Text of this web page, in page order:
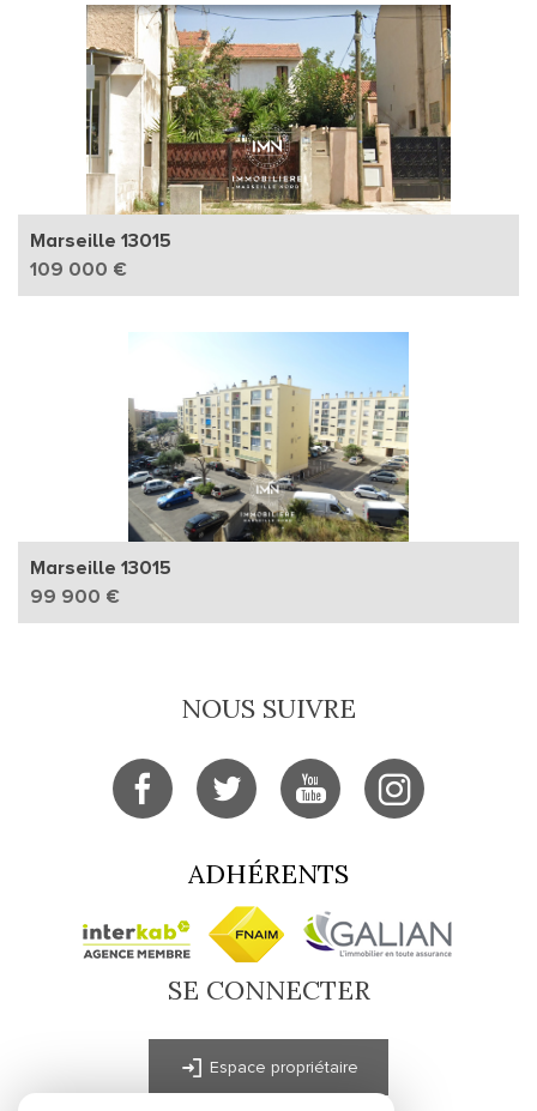
Marseille 13015
109 000 €
Marseille 13015
99 900 €
NOUS SUIVRE
ADHÉRENTS
SE CONNECTER
Espace propriétaire